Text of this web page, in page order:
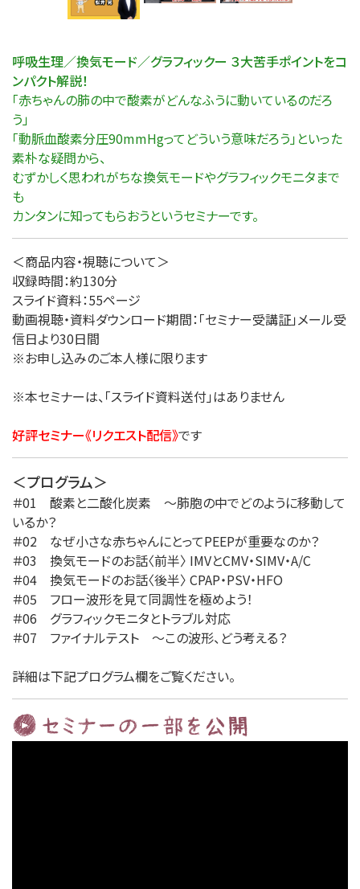
呼吸生理／換気モード／グラフィックー ３大苦手ポイントをコ
ンパクト解説！
「赤ちゃんの肺の中で酸素がどんなふうに動いているのだろ
う」
「動脈血酸素分圧90mmHgってどういう意味だろう」といった
素朴な疑問から、
むずかしく思われがちな換気モードやグラフィックモニタまで
も
カンタンに知ってもらおうというセミナーです。
＜商品内容・視聴について＞
収録時間：約130分
スライド資料：55ページ
動画視聴・資料ダウンロード期間：「セミナー受講証」メール受
信日より30日間
※お申し込みのご本人様に限ります
※本セミナーは、「スライド資料送付」はありません
好評セミナー《リクエスト配信》です
＜プログラム＞
＃01 酸素と二酸化炭素 〜肺胞の中でどのように移動して
いるか？
＃02 なぜ小さな赤ちゃんにとってPEEPが重要なのか？
＃03 換気モードのお話〈前半〉 IMVとCMV・SIMV・A/C
＃04 換気モードのお話〈後半〉 CPAP・PSV・HFO
＃05 フロー波形を見て同調性を極めよう！
＃06 グラフィックモニタとトラブル対応
＃07 ファイナルテスト 〜この波形、どう考える？
詳細は下記プログラム欄をご覧ください。